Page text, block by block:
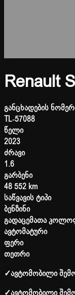
Renault
განცხადების
TL-57088
წელი
2023
ძრავი
1.6
გარბენი
48 552 km
საწვავის ტიპი
ბენზინი
გადაცემათა
ავტომატური
ფერი
თეთრი
✓ავტომობილი